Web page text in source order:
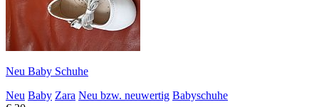
Neu Baby Schuhe
Neu Baby Zara Neu bzw. neuwertig Babyschuhe